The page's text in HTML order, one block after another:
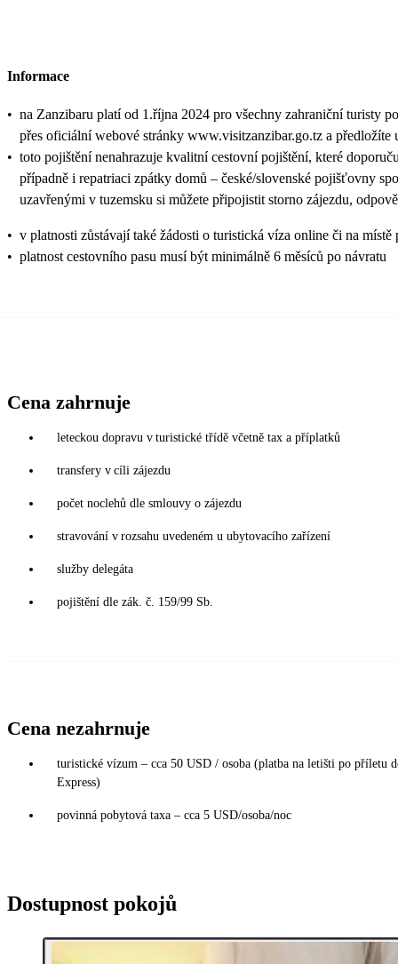
Informace
• na Zanzibaru platí od 1.října 2024 pro všechny zahraniční turisty
přes oficiální webové stránky www.visitzanzibar.go.tz a předložíte
• toto pojištění nenahrazuje kvalitní cestovní pojištění, které
případně i repatriaci zpátky domů – české/slovenské pojišťovny
uzavřenými v tuzemsku si můžete připojistit storno zájezdu,
• v platnosti zůstávají také žádosti o turistická víza online či na
• platnost cestovního pasu musí být minimálně 6 měsíců po návratu
Cena zahrnuje
leteckou dopravu v turistické třídě včetně tax a příplatků
transfery v cíli zájezdu
počet noclehů dle smlouvy o zájezdu
stravování v rozsahu uvedeném u ubytovacího zařízení
služby delegáta
pojištění dle zák. č. 159/99 Sb.
Cena nezahrnuje
turistické vízum – cca 50 USD / osoba (platba na letišti po příletu
Express)
povinná pobytová taxa – cca 5 USD/osoba/noc
Dostupnost pokojů